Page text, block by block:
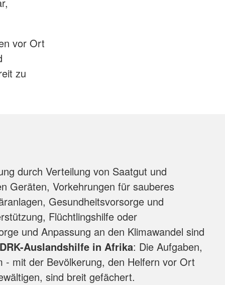
vor Ort
zu
durch Verteilung von Saatgut und
Geräten, Vorkehrungen für sauberes
Gesundheitsvorsorge und
Flüchtlingshilfe oder
und Anpassung an den Klimawandel sind
Auslandshilfe in Afrika: Die Aufgaben,
- mit der Bevölkerung, den Helfern vor Ort
sind breit gefächert.